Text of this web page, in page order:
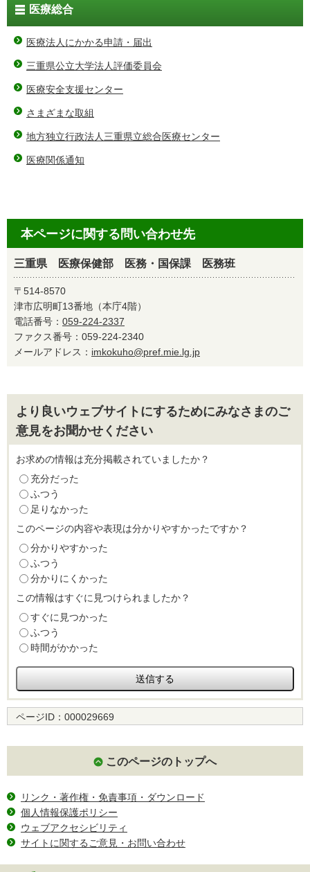
医療総合
医療法人にかかる申請・届出
三重県公立大学法人評価委員会
医療安全支援センター
さまざまな取組
地方独立行政法人三重県立総合医療センター
医療関係通知
本ページに関する問い合わせ先
三重県 医療保健部 医務・国保課 医務班
〒514-8570
津市広明町13番地（本庁4階）
電話番号： 059-224-2337
ファクス番号：059-224-2340
メールアドレス： imkokuho@pref.mie.lg.jp
より良いウェブサイトにするためにみなさまのご
意見をお聞かせください
お求めの情報は充分掲載されていましたか？
充分だった
ふつう
足りなかった
このページの内容や表現は分かりやすかったですか？
分かりやすかった
ふつう
分かりにくかった
この情報はすぐに見つけられましたか？
すぐに見つかった
ふつう
時間がかかった
ページID： 000029669
このページのトップへ
リンク・著作権・免責事項・ダウンロード
個人情報保護ポリシー
ウェブアクセシビリティ
サイトに関するご意見・お問い合わせ